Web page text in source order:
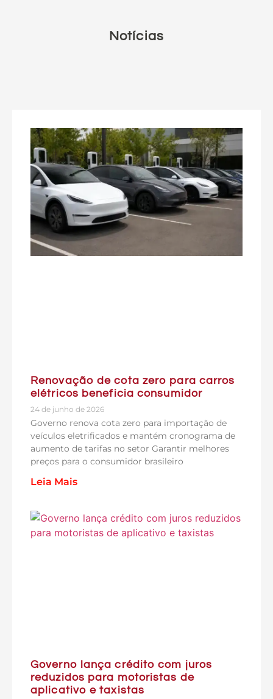
Notícias
Renovação de cota zero para carros
elétricos beneficia consumidor
24 de junho de 2026
Governo renova cota zero para importação de
veículos eletrificados e mantém cronograma de
aumento de tarifas no setor Garantir melhores
preços para o consumidor brasileiro
Leia Mais
Governo lança crédito com juros
reduzidos para motoristas de
aplicativo e taxistas